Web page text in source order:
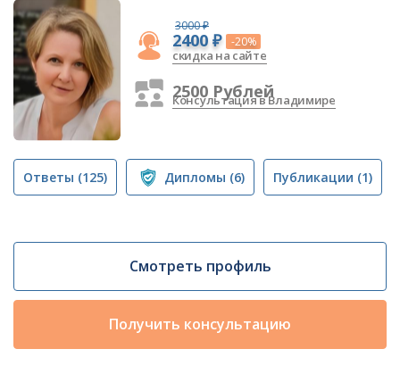
3000 ₽
2400 ₽ -20%
скидка на сайте
2500 Рублей
Консультация в Владимире
Ответы (125) Дипломы (6) Публикации (1)
Смотреть профиль
Получить консультацию